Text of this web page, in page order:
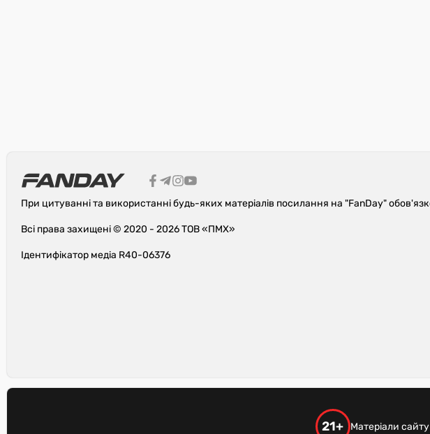
При цитуванні та використанні будь-яких матеріалів посилання на "FanDay"
Всі права захищені © 2020 - 2026 ТОВ «ПМХ»
Ідентифікатор медіа R40-06376
21+ Матеріали